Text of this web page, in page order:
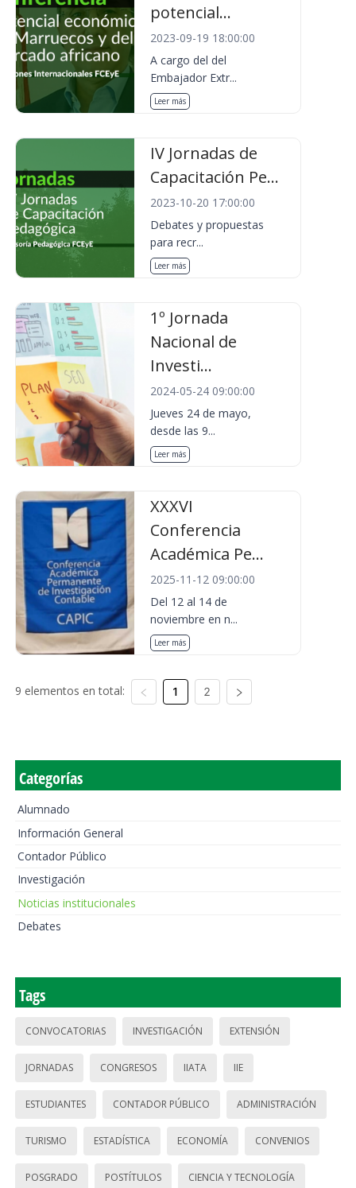
potencial...
2023-09-19 18:00:00
A cargo del del
Embajador Extr...
Leer más
IV Jornadas de
Capacitación Pe...
2023-10-20 17:00:00
Debates y propuestas
para recr...
Leer más
1º Jornada
Nacional de
Investi...
2024-05-24 09:00:00
Jueves 24 de mayo,
desde las 9...
Leer más
XXXVI
Conferencia
Académica Pe...
2025-11-12 09:00:00
Del 12 al 14 de
noviembre en n...
Leer más
9 elementos en total: 1 2
Categorías
Alumnado
Información General
Contador Público
Investigación
Noticias institucionales
Debates
Tags
CONVOCATORIAS INVESTIGACIÓN EXTENSIÓN
JORNADAS CONGRESOS IIATA IIE
ESTUDIANTES CONTADOR PÚBLICO ADMINISTRACIÓN
TURISMO ESTADÍSTICA ECONOMÍA CONVENIOS
POSGRADO POSTÍTULOS CIENCIA Y TECNOLOGÍA